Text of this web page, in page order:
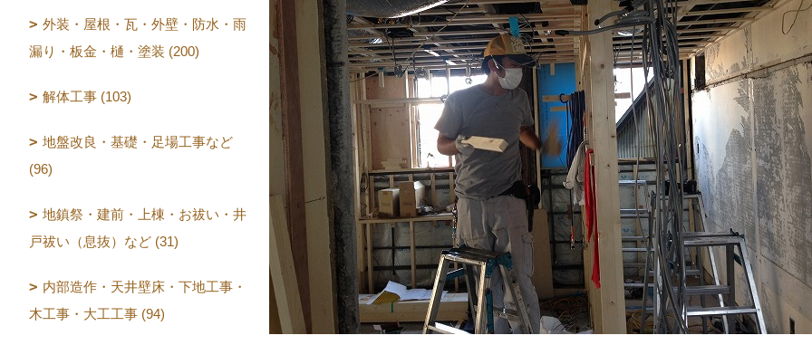
外装・屋根・瓦・外壁・防水・雨
漏り・板金・樋・塗装 (200)
解体工事 (103)
地盤改良・基礎・足場工事など
(96)
地鎮祭・建前・上棟・お祓い・井
戸祓い（息抜）など (31)
内部造作・天井壁床・下地工事・
木工事・大工工事 (94)